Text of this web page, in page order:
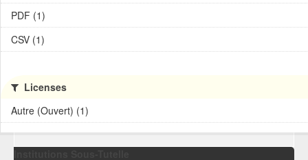
PDF (1)
CSV (1)
Licenses
Autre (Ouvert) (1)